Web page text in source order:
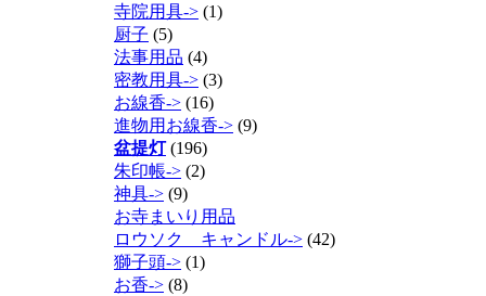
寺院用具-> (1)
厨子 (5)
法事用品 (4)
密教用具-> (3)
お線香-> (16)
進物用お線香-> (9)
盆提灯(196)
朱印帳-> (2)
神具-> (9)
お寺まいり用品
ロウソク キャンドル-> (42)
獅子頭-> (1)
お香-> (8)